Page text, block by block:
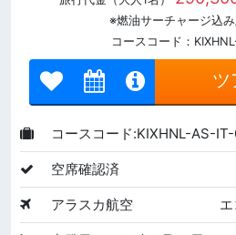
※燃油サーチャージ込
コースコード：
ツ
コースコード:KIXHNL-AS-
空席確認済
アラスカ航空